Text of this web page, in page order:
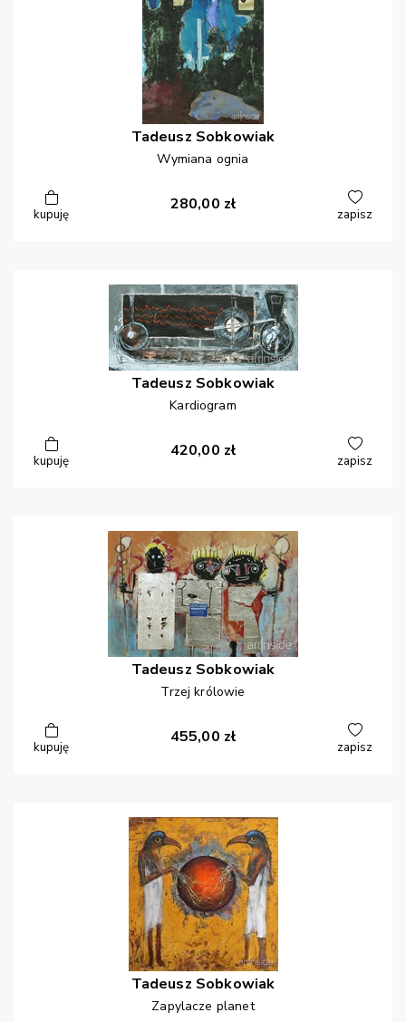
Tadeusz Sobkowiak
Wymiana ognia
kupuję
280,00 zł
zapisz
Tadeusz Sobkowiak
Kardiogram
kupuję
420,00 zł
zapisz
Tadeusz Sobkowiak
Trzej królowie
kupuję
455,00 zł
zapisz
Tadeusz Sobkowiak
Zapylacze planet